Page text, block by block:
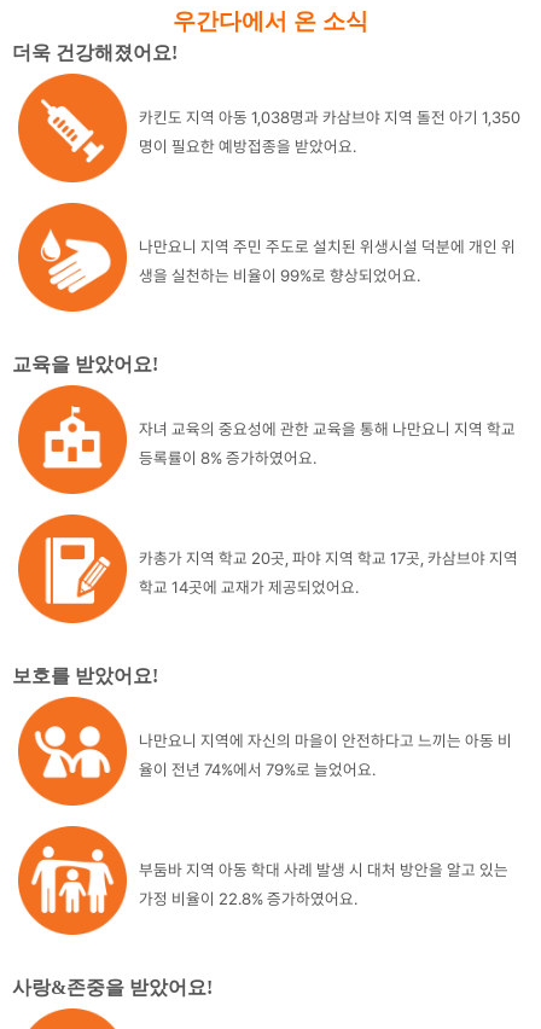
우간다에서 온 소식
더욱 건강해졌어요!
카킨도 지역 아동 1,038명과 카삼브야 지역 돌전 아기 1,350
명이 필요한 예방접종을 받았어요.
나만요니 지역 주민 주도로 설치된 위생시설 덕분에 개인 위
생을 실천하는 비율이 99%로 향상되었어요.
교육을 받았어요!
자녀 교육의 중요성에 관한 교육을 통해 나만요니 지역 학교
등록률이 8% 증가하였어요.
카총가 지역 학교 20곳, 파야 지역 학교 17곳, 카삼브야 지역
학교 14곳에 교재가 제공되었어요.
보호를 받았어요!
나만요니 지역에 자신의 마을이 안전하다고 느끼는 아동 비
율이 전년 74%에서 79%로 늘었어요.
부둠바 지역 아동 학대 사례 발생 시 대처 방안을 알고 있는
가정 비율이 22.8% 증가하였어요.
사랑&존중을 받았어요!